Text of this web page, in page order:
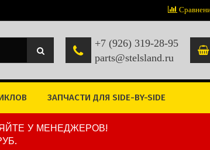
+7 (926) 319-28-95
parts@stelsland.ru
ЗАПЧАСТИ ДЛЯ SIDE-BY-SIDE
У МЕНЕДЖЕРОВ!